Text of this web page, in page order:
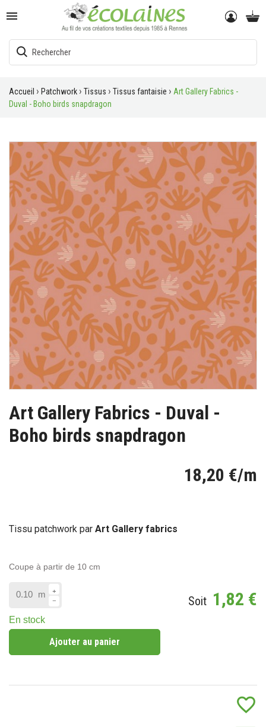

Accueil Patchwork Tissus Tissus fantaisie
Art Gallery Fabrics -
Duval - Boho birds snapdragon
Art Gallery Fabrics - Duval -
Boho birds snapdragon
18,20 €/m
Tissu patchwork par Art Gallery fabrics
Coupe à partir de 10 cm
m Soit 1,82 €
En stock
Ajouter au panier
favorite_border